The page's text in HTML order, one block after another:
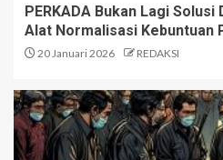
PERKADA Bukan Lagi
Alat Normalisasi Kebuntuan
20 Januari 2026 REDAKSI